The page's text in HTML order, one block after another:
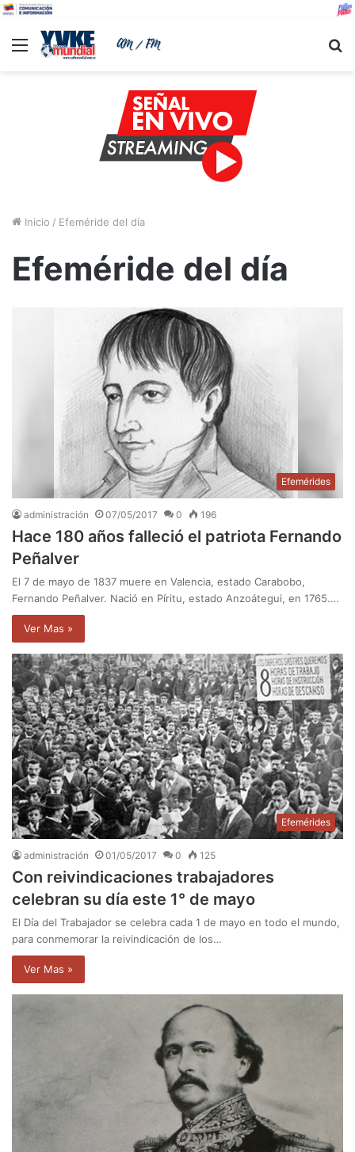
Menu
Inicio / Efeméride del día
Efeméride del día
Efemérides
administración 07/05/2017 0 196
Hace 180 años falleció el patriota Fernando
Peñalver
El 7 de mayo de 1837 muere en Valencia, estado Carabobo,
Fernando Peñalver. Nació en Píritu, estado Anzoátegui, en 1765.…
Ver Mas »
Efemérides
administración 01/05/2017 0 125
Con reivindicaciones trabajadores
celebran su día este 1° de mayo
El Día del Trabajador se celebra cada 1 de mayo en todo el mundo,
para conmemorar la reivindicación de los…
Ver Mas »